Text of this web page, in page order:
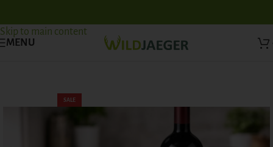
Skip to main content
MENU
SALE